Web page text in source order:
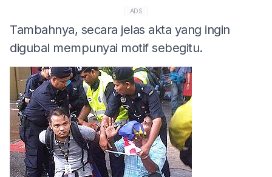
ADS
Tambahnya, secara jelas akta yang ingin
digubal mempunyai motif sebegitu.